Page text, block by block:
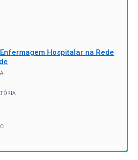
Hospitalar na Rede